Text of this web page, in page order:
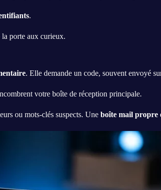
.
la porte aux curieux.
. Elle demande un code, souvent envoyé
votre boîte de réception principale.
ou mots-clés suspects. Une boîte mail propre